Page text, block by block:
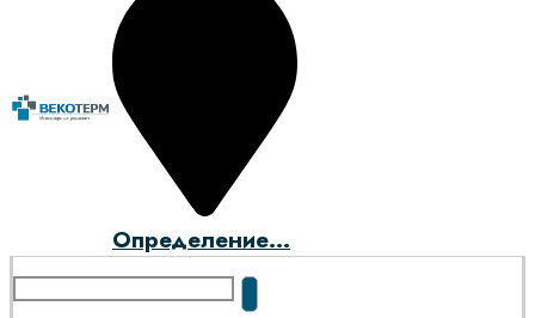
Определение...